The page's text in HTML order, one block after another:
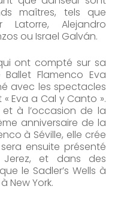
maîtres, tels que
Latorre, Alejandro
ou Israel Galván.
ont compté sur sa
Flamenco Eva
avec les spectacles
« Eva a Cal y Canto ».
à l’occasion de la
anniversaire de la
à Séville, elle crée
ensuite présenté
et dans des
le Sadler’s Wells à
New York.